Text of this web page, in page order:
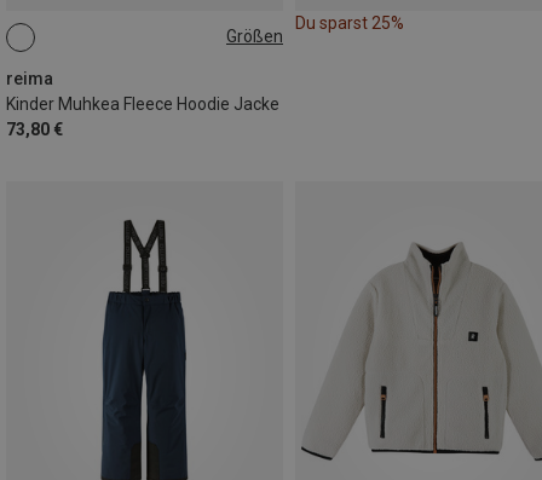
Größen
reima
Kinder Muhkea Fleece Hoodie Jacke
73,80 €
Du sparst 25%